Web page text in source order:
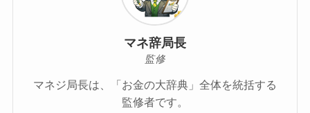
マネ辞局長
監修
マネジ局長は、「お金の大辞典」全体を統括する
監修者です。